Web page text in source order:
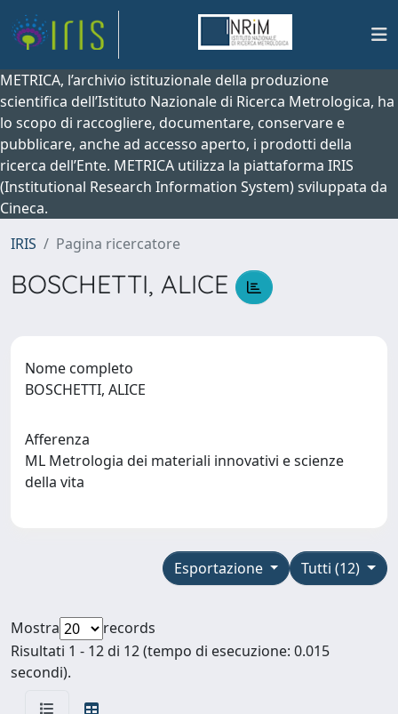
METRICA, l’archivio istituzionale della produzione
scientifica dell’Istituto Nazionale di Ricerca Metrologica, ha
lo scopo di raccogliere, documentare, conservare e
pubblicare, anche ad accesso aperto, i prodotti della
ricerca dell’Ente. METRICA utilizza la piattaforma IRIS
(Institutional Research Information System) sviluppata da
Cineca.
IRIS
Pagina ricercatore
BOSCHETTI, ALICE
Nome completo
BOSCHETTI, ALICE
Afferenza
ML Metrologia dei materiali innovativi e scienze
della vita
Tutti (12)
Esportazione
Mostra
records
Risultati 1 - 12 di 12 (tempo di esecuzione: 0.015
secondi).